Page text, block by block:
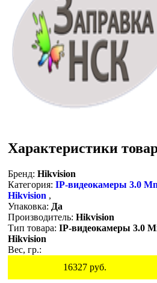
Характеристики
Бренд: Hikvision
Категория: IP-видеокамеры 3.0
Hikvision ,
Упаковка: Да
Производитель: Hikvision
Тип товара: IP-видеокамеры 3.0
Hikvision
Вес, гр.:
16327руб.